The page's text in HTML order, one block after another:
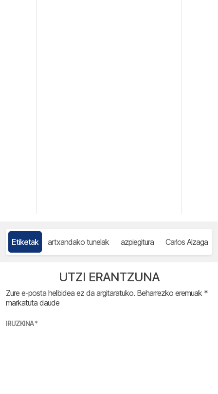
Etiketak artxandako tunelak azpiegitura Carlos Alzaga
UTZI ERANTZUNA
Zure e-posta helbidea ez da argitaratuko. Beharrezko eremuak *
markatuta daude
IRUZKINA*